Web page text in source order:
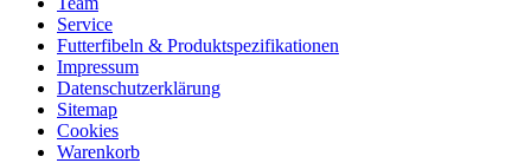
Service
Futterfibeln & Produktspezifikationen
Impressum
Datenschutzerklärung
Sitemap
Cookies
Warenkorb